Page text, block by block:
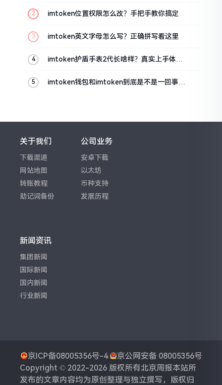
imtoken位置权限怎么改？手把手教你搞定
imtoken英文字母怎么写？正确拼写看这里
imtoken护盾手表2代长啥样？真实上手体验
imtoken钱包和imtoken到底是不是一回事？
关于我们
下载渠道
网站地图
转账教程
助记词备份
公司业务
安卓下载
以太坊
币种支持
发展历程
新闻资讯
集团新闻
国际新闻
国内新闻
行业新闻
京ICP备08005356号-4
京公网安备 08005356号
Copyright © 2022-2026 版权所有北京周报本站所
发布的文章内容均为原创整理与独立撰写，版权归